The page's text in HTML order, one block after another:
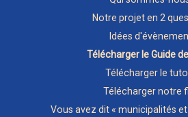
Notre projet en 2
Idées
Télécharger le Guide
Télécharger le
Télécharger notre
Vous avez dit « municipalités et